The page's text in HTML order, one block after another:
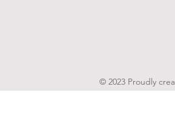
© 2023 Proudly